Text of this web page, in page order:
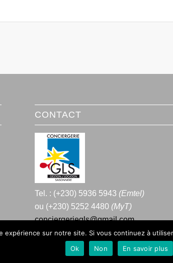
CONTACT
Tel. : (+230) 5936 5943 (Emtel)
ou (+230) 5252 4480 (MyT)
conciergeriegls@gmail.com
expérience sur notre site. Si vous continuez à
Ok
Non En savoir plus